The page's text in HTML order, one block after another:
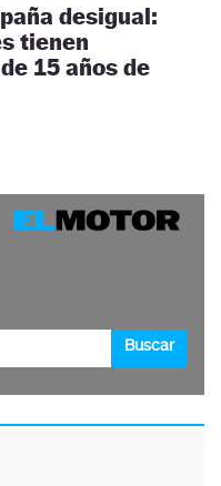
desigual:
tienen
15 años de